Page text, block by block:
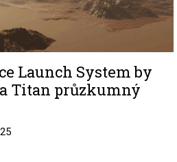
Launch System by
Titan průzkumný